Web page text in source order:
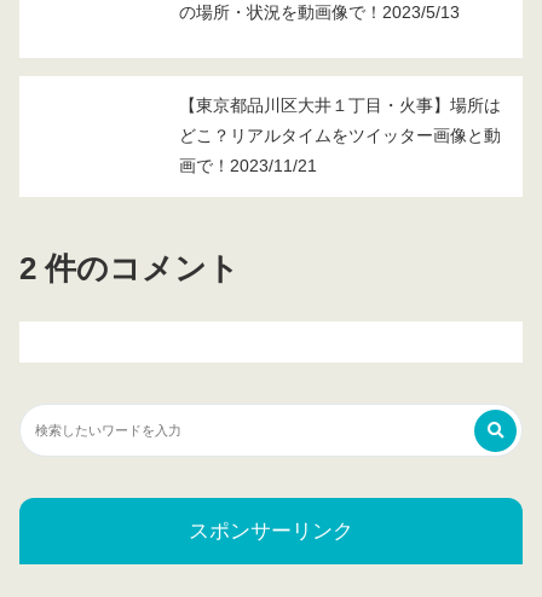
の場所・状況を動画像で！2023/5/13
【東京都品川区大井１丁目・火事】場所は
どこ？リアルタイムをツイッター画像と動
画で！2023/11/21
2 件のコメント
スポンサーリンク